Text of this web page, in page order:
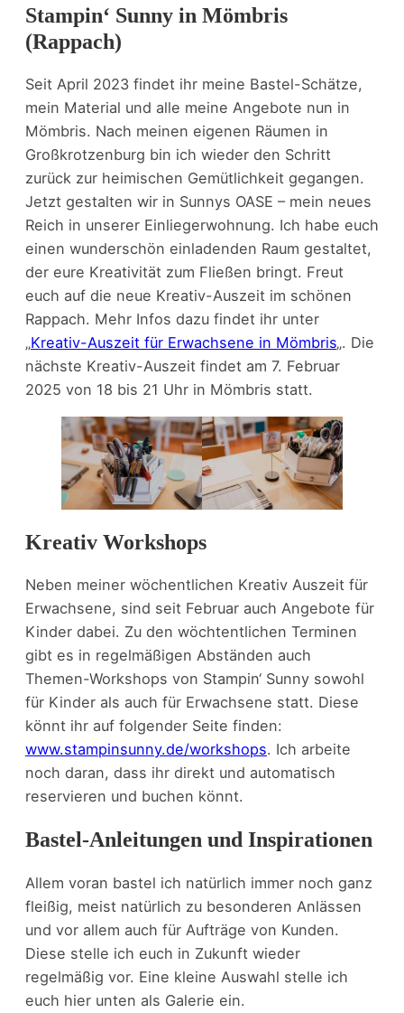
Stampin‘ Sunny in Mömbris
(Rappach)
Seit April 2023 findet ihr meine Bastel-Schätze,
mein Material und alle meine Angebote nun in
Mömbris. Nach meinen eigenen Räumen in
Großkrotzenburg bin ich wieder den Schritt
zurück zur heimischen Gemütlichkeit gegangen.
Jetzt gestalten wir in Sunnys OASE – mein neues
Reich in unserer Einliegerwohnung. Ich habe euch
einen wunderschön einladenden Raum gestaltet,
der eure Kreativität zum Fließen bringt. Freut
euch auf die neue Kreativ-Auszeit im schönen
Rappach. Mehr Infos dazu findet ihr unter
„Kreativ-Auszeit für Erwachsene in Mömbris„. Die
nächste Kreativ-Auszeit findet am 7. Februar
2025 von 18 bis 21 Uhr in Mömbris statt.
Kreativ Workshops
Neben meiner wöchentlichen Kreativ Auszeit für
Erwachsene, sind seit Februar auch Angebote für
Kinder dabei. Zu den wöchtentlichen Terminen
gibt es in regelmäßigen Abständen auch
Themen-Workshops von Stampin‘ Sunny sowohl
für Kinder als auch für Erwachsene statt. Diese
könnt ihr auf folgender Seite finden:
www.stampinsunny.de/workshops. Ich arbeite
noch daran, dass ihr direkt und automatisch
reservieren und buchen könnt.
Bastel-Anleitungen und Inspirationen
Allem voran bastel ich natürlich immer noch ganz
fleißig, meist natürlich zu besonderen Anlässen
und vor allem auch für Aufträge von Kunden.
Diese stelle ich euch in Zukunft wieder
regelmäßig vor. Eine kleine Auswahl stelle ich
euch hier unten als Galerie ein.